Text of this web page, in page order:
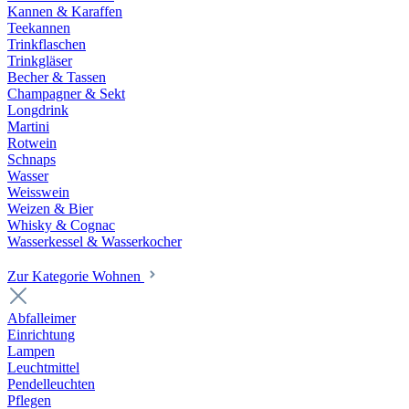
Kannen & Karaffen
Teekannen
Trinkflaschen
Trinkgläser
Becher & Tassen
Champagner & Sekt
Longdrink
Martini
Rotwein
Schnaps
Wasser
Weisswein
Weizen & Bier
Whisky & Cognac
Wasserkessel & Wasserkocher
Zur Kategorie Wohnen
Abfalleimer
Einrichtung
Lampen
Leuchtmittel
Pendelleuchten
Pflegen